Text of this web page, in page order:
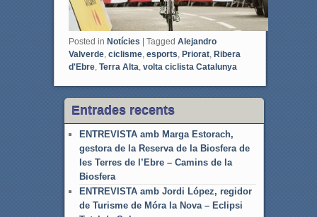
Posted in Notícies Tagged Alejandro
Valverde, ciclisme, esports, Priorat, Ribera
d'Ebre, Terra Alta, volta ciclista Catalunya
Entrades recents
ENTREVISTA amb Marga Estorach,
gestora de la Reserva de la Biosfera de
les Terres de l’Ebre – Camins de la
Biosfera
ENTREVISTA amb Jordi López, regidor
de Turisme de Móra la Nova – Eclipsi